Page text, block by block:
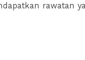
rawatan